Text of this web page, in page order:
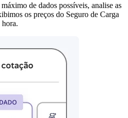
de dados possíveis, analise as
os preços do Seguro de Carga
hora.